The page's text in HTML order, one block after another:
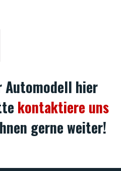
Automodell hier
kontaktiere uns
gerne weiter!